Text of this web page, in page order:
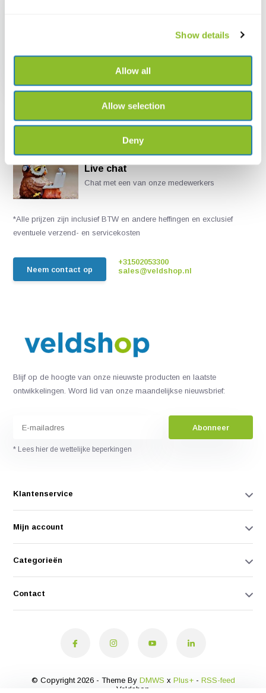
Show details
Allow all
Allow selection
Deny
Birds of Costa Rica
Live chat
Chat met een van onze medewerkers
*Alle prijzen zijn inclusief BTW en andere heffingen en exclusief
eventuele verzend- en servicekosten
Neem contact op
+31502053300
sales@veldshop.nl
Blijf op de hoogte van onze nieuwste producten en laatste
ontwikkelingen. Word lid van onze maandelijkse nieuwsbrief:
Abonneer
* Lees hier de wettelijke beperkingen
Klantenservice
Mijn account
Categorieën
Contact
© Copyright 2026 - Theme By DMWS x Plus+- RSS-feed
Veldshop